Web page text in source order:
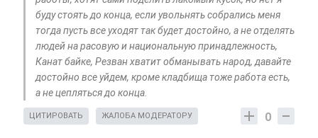
буду стоять до конца, если увольнять собрались меня
тогда пусть все уходят так будет достойно, а не отделять
людей на расовую и национальную принадлежность,
Канат байке, Резван хватит обманывать народ, давайте
достойно все уйдем, кроме кладбища тоже работа есть,
а не цепляться до конца.
0
ЦИТИРОВАТЬ ЖАЛОБА МОДЕРАТОРУ